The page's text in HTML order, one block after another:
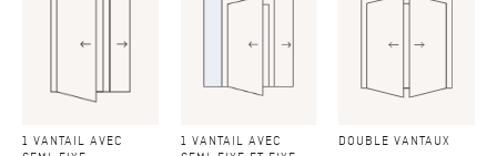
1 VANTAIL AVEC
1 VANTAIL AVEC
DOUBLE VANTAUX